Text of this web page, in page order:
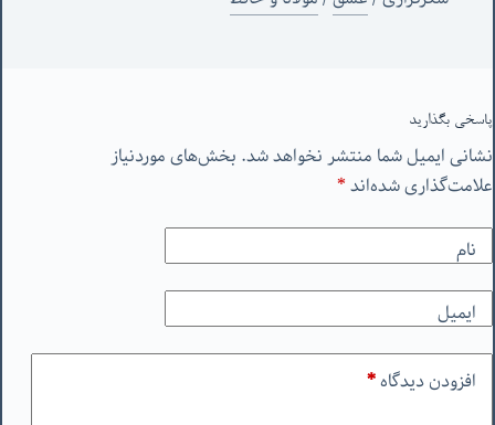
پاسخی بگذارید
نشانی ایمیل شما منتشر نخواهد شد. بخش‌های موردنیاز
علامت‌گذاری شده‌اند*
نام
ایمیل
افزودن دیدگاه*